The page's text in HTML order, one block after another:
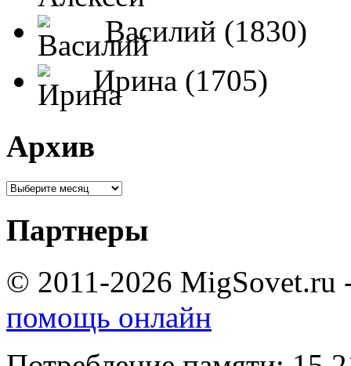
Василий (1830)
Ирина (1705)
Архив
Партнеры
© 2011-2026 MigSovet.ru
помощь онлайн